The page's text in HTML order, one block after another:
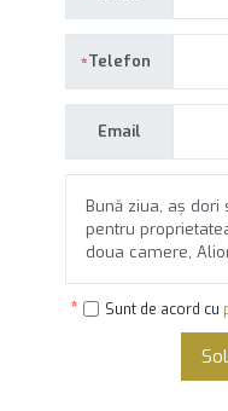
Telefon
Email
Sunt de acord cu